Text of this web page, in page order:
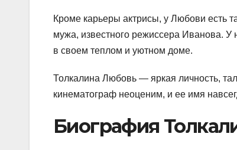
Кроме карьеры актрисы, у Любови есть
мужа, известного режиссера Иванова. У
в своем теплом и уютном доме.
Толкалина Любовь — яркая личность,
кинематограф неоценим, и ее имя
Биография